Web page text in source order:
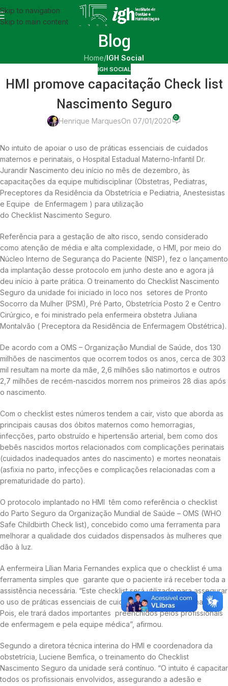
Skip to navigation
Skip to main content
Blog
Home/IGH Social
IGH SOCIAL
HMI promove capacitação Check list
Nascimento Seguro
Henrique MarquesOn 07/01/2020 0
No intuito de apoiar o uso de práticas essenciais de cuidados
maternos e perinatais, o Hospital Estadual Materno-Infantil Dr.
Jurandir Nascimento deu início no mês de dezembro, às
capacitações da equipe multidisciplinar (Obstetras, Pediatras,
Preceptores da Residência da Obstetrícia e Pediatria, Anestesistas
e Equipe de Enfermagem ) para utilização
do Checklist Nascimento Seguro.
Referência para a gestação de alto risco, sendo considerado
como atenção de média e alta complexidade, o HMI, por meio do
Núcleo Interno de Segurança do Paciente (NISP), fez o lançamento
da implantação desse protocolo em junho deste ano e agora já
deu início à parte prática. O treinamento do Checklist Nascimento
Seguro da unidade foi iniciado in loco nos setores de Pronto
Socorro da Mulher (PSM), Pré Parto, Obstetrícia Posto 2 e Centro
Cirúrgico, e foi ministrado pela enfermeira obstetra Juliana
Montalvão ( Preceptora da Residência de Enfermagem Obstétrica).
De acordo com a OMS – Organização Mundial de Saúde, dos 130
milhões de nascimentos que ocorrem todos os anos, cerca de 303
mil resultam na morte da mãe, 2,6 milhões são natimortos e outros
2,7 milhões de recém-nascidos morrem nos primeiros 28 dias após
o nascimento.
Com o checklist estes números tendem a cair, visto que aborda as
principais causas dos óbitos maternos como hemorragias,
infecções, parto obstruído e hipertensão arterial, bem como dos
bebês nascidos mortos relacionados com complicações perinatais
(cuidados inadequados antes do nascimento) e mortes neonatais
(asfixia no parto, infecções e complicações relacionadas com a
prematuridade do parto).
O protocolo implantado no HMI têm como referência o checklist
do Parto Seguro da Organização Mundial de Saúde – OMS (WHO
Safe Childbirth Check list), concebido como uma ferramenta para
melhorar a qualidade dos cuidados dispensados às mulheres que
dão à luz.
A enfermeira Lílian Maria Fernandes explica que o checklist é uma
ferramenta simples que garante que o paciente irá receber toda a
assistência necessária. “Este checklist será utilizado para assegurar
o uso de práticas essenciais de cuidados maternos e perinatais.
Pois, ele trará dados importantes preenchidos pelos profissionais
de enfermagem e pela equipe médica”, afirmou.
Segundo a diretora técnica interina do HMI e coordenadora da
obstetrícia, Luciene Bemfica, o treinamento do Checklist
Nascimento Seguro da unidade será contínuo. “O intuito é capacitar
todos os profissionais envolvidos, assegurando a adesão e